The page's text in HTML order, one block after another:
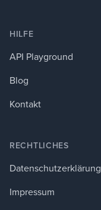
HILFE
API Playground
Blog
Kontakt
RECHTLICHES
Datenschutzerklärung
Impressum